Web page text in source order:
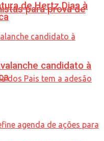
para prova de
de Hertz Dias à
candidato à